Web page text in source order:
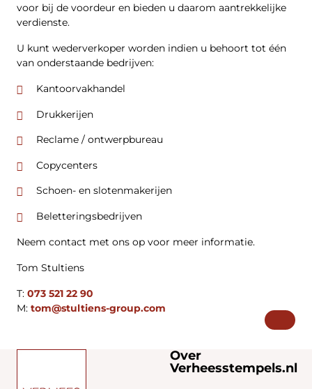
voor bij de voordeur en bieden u daarom aantrekkelijke
verdienste.
U kunt wederverkoper worden indien u behoort tot één
van onderstaande bedrijven:
Kantoorvakhandel
Drukkerijen
Reclame / ontwerpbureau
Copycenters
Schoen- en slotenmakerijen
Beletteringsbedrijven
Neem contact met ons op voor meer informatie.
Tom Stultiens
T: 073 521 22 90
M: tom@stultiens-group.com
Over
Verheesstempels.nl